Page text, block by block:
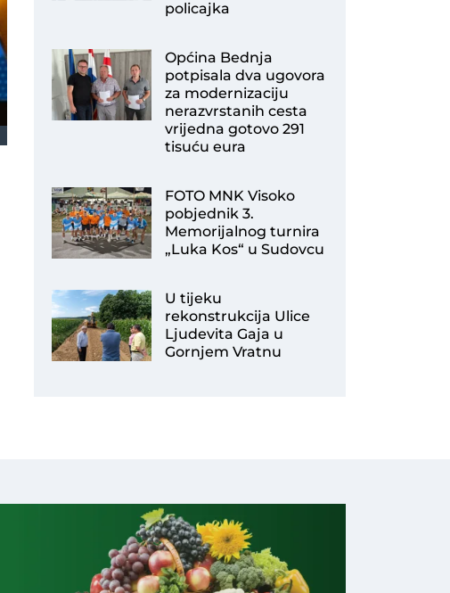
policajka
Općina Bednja
potpisala dva ugovora
za modernizaciju
nerazvrstanih cesta
vrijedna gotovo 291
tisuću eura
FOTO MNK Visoko
pobjednik 3.
Memorijalnog turnira
„Luka Kos“ u Sudovcu
U tijeku
rekonstrukcija Ulice
Ljudevita Gaja u
Gornjem Vratnu